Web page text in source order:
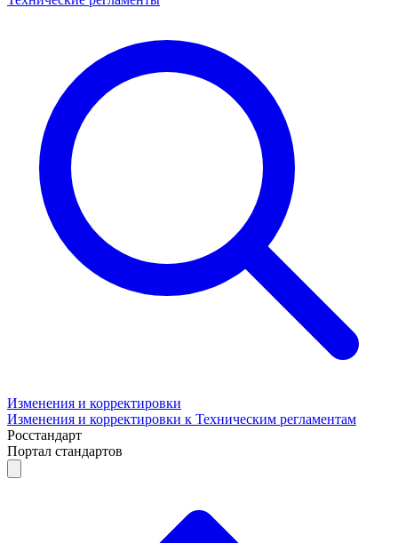
Изменения и корректировки
Изменения и корректировки к Техническим регламентам
Росстандарт
Портал стандартов